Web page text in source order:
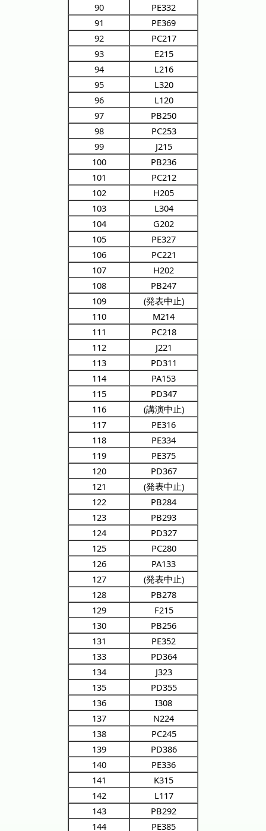
90
PE332
91
PE369
92
PC217
93
E215
94
L216
95
L320
96
L120
97
PB250
98
PC253
99
J215
100
PB236
101
PC212
102
H205
103
L304
104
G202
105
PE327
106
PC221
107
H202
108
PB247
109
(発表中止)
110
M214
111
PC218
112
J221
113
PD311
114
PA153
115
PD347
116
(講演中止)
117
PE316
118
PE334
119
PE375
120
PD367
121
(発表中止)
122
PB284
123
PB293
124
PD327
125
PC280
126
PA133
127
(発表中止)
128
PB278
129
F215
130
PB256
131
PE352
133
PD364
134
J323
135
PD355
136
I308
137
N224
138
PC245
139
PD386
140
PE336
141
K315
142
L117
143
PB292
144
PE385